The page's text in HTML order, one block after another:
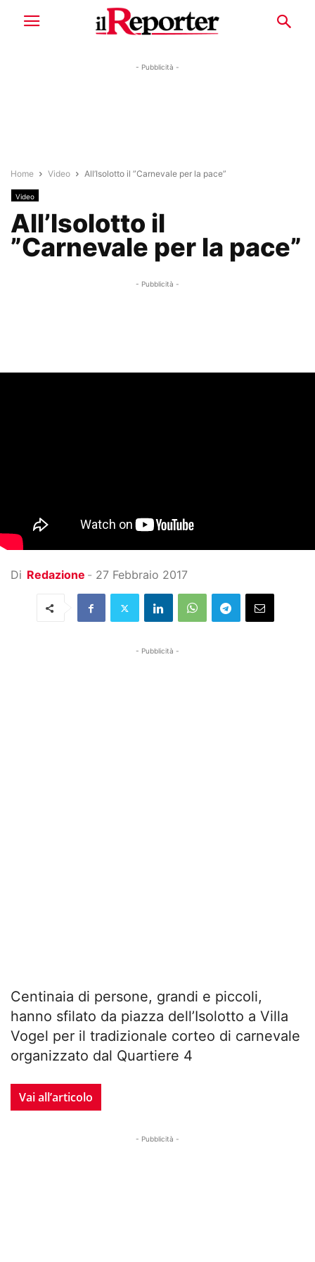
- Pubblicità -
Home Video All’Isolotto il ”Carnevale per la pace”
Video
All’Isolotto il
”Carnevale per la pace”
- Pubblicità -
Di Redazione - 27 Febbraio 2017
- Pubblicità -
Centinaia di persone, grandi e piccoli,
hanno sfilato da piazza dell’Isolotto a Villa
Vogel per il tradizionale corteo di carnevale
organizzato dal Quartiere 4
Vai all’articolo
- Pubblicità -